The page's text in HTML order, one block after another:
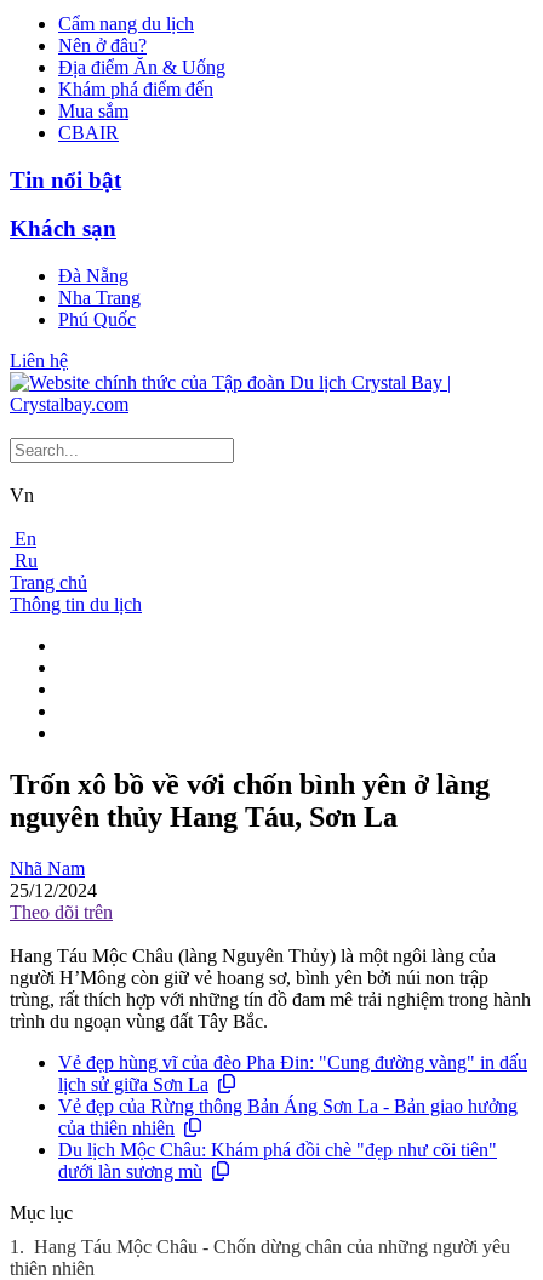
Cẩm nang du lịch
Nên ở đâu?
Địa điểm Ăn & Uống
Khám phá điểm đến
Mua sắm
CBAIR
Tin nổi bật
Khách sạn
Đà Nẵng
Nha Trang
Phú Quốc
Liên hệ
Vn
En
Ru
Trang chủ
Thông tin du lịch
Trốn xô bồ về với chốn bình yên ở làng
nguyên thủy Hang Táu, Sơn La
Nhã Nam
25/12/2024
Theo dõi trên
Hang Táu Mộc Châu (làng Nguyên Thủy) là một ngôi làng của
người H’Mông còn giữ vẻ hoang sơ, bình yên bởi núi non trập
trùng, rất thích hợp với những tín đồ đam mê trải nghiệm trong hành
trình du ngoạn vùng đất Tây Bắc.
Vẻ đẹp hùng vĩ của đèo Pha Đin: "Cung đường vàng" in dấu
lịch sử giữa Sơn La
Vẻ đẹp của Rừng thông Bản Áng Sơn La - Bản giao hưởng
của thiên nhiên
Du lịch Mộc Châu: Khám phá đồi chè "đẹp như cõi tiên"
dưới làn sương mù
Mục lục
1. Hang Táu Mộc Châu - Chốn dừng chân của những người yêu
thiên nhiên